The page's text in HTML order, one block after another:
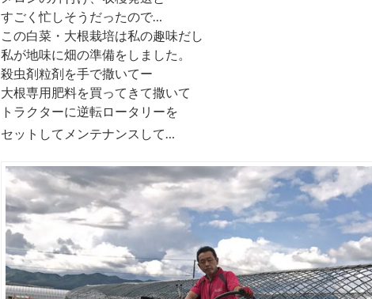
すごく忙しそうだったので…
この白菜・大根栽培は私の趣味だし
私が地味に畑の準備をしました。
殺虫剤粒剤を手で撒いてー
大根専用肥料を買ってきて撒いて
トラクターに逆転ロータリーを
セットしてメンテナンスして…